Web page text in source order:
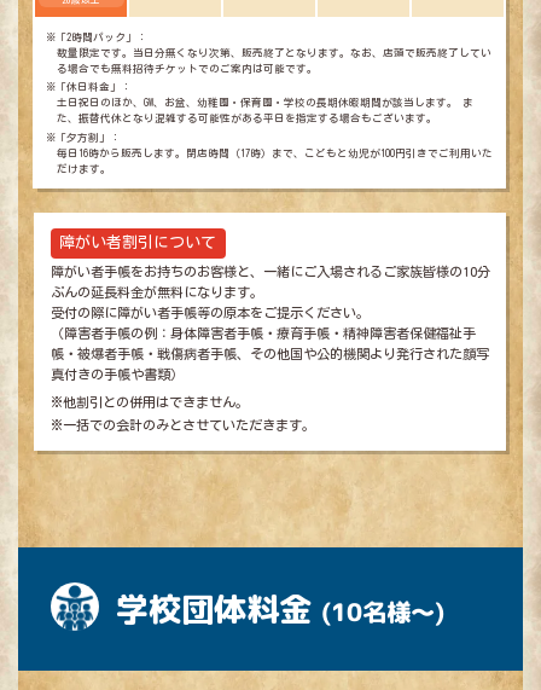
※「2時間パック」：
数量限定です。当日分無くなり次第、販売終了となります。なお、店頭で販売終了してい
る場合でも無料招待チケットでのご案内は可能です。
※「休日料金」：
土日祝日のほか、GW、お盆、幼稚園・保育園・学校の長期休暇期間が該当します。 ま
た、振替代休となり混雑する可能性がある平日を指定する場合もございます。
※「夕方割」：
毎日16時から販売します。閉店時間（17時）まで、こどもと幼児が100円引きでご利用いた
だけます。
障がい者割引について
障がい者手帳をお持ちのお客様と、一緒にご入場されるご家族皆様の10分
ぶんの延長料金が無料になります。
受付の際に障がい者手帳等の原本をご提示ください。
（障害者手帳の例：身体障害者手帳・療育手帳・精神障害者保健福祉手
帳・被爆者手帳・戦傷病者手帳、その他国や公的機関より発行された顔写
真付きの手帳や書類）
※他割引との併用はできません。
※一括での会計のみとさせていただきます。
学校団体料金 (10名様～)